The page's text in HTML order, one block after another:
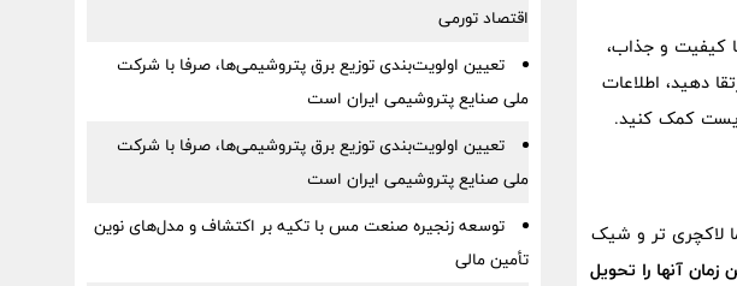
کیفیت و جذاب،
دهید، اطلاعات
زیست کمک کنید.
لاکچری تر و شیک
ترین زمان آنها را تحویل
اقتصاد تورمی
تعیین اولویت‌بندی توزیع برق پتروشیمی‌ها، صرفا با شرکت
ملی صنایع پتروشیمی ایران است
تعیین اولویت‌بندی توزیع برق پتروشیمی‌ها، صرفا با شرکت
ملی صنایع پتروشیمی ایران است
توسعه زنجیره صنعت مس با تکیه بر اکتشاف و مدل‌های نوین
تأمین مالی